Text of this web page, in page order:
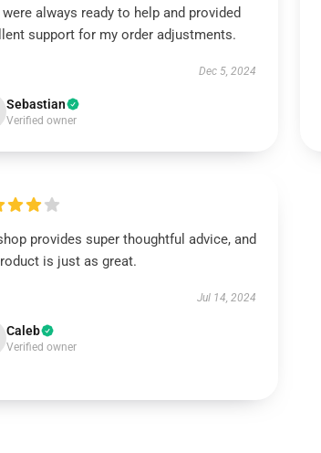
were always ready to help and provided
support for my order adjustments.
Dec 5, 2024
Sebastian
Verified owner
provides super thoughtful advice, and
is just as great.
Jul 14, 2024
Caleb
Verified owner